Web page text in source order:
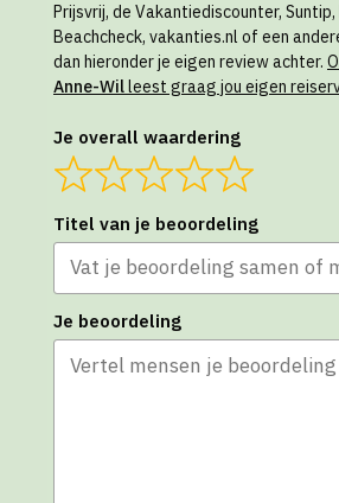
Prijsvrij, de Vakantiediscounter,
Beachcheck, vakanties.nl of een
dan hieronder je eigen review achter.
Anne-Willeest graag jou eigen
Je overall waardering
Titel van je beoordeling
Je beoordeling